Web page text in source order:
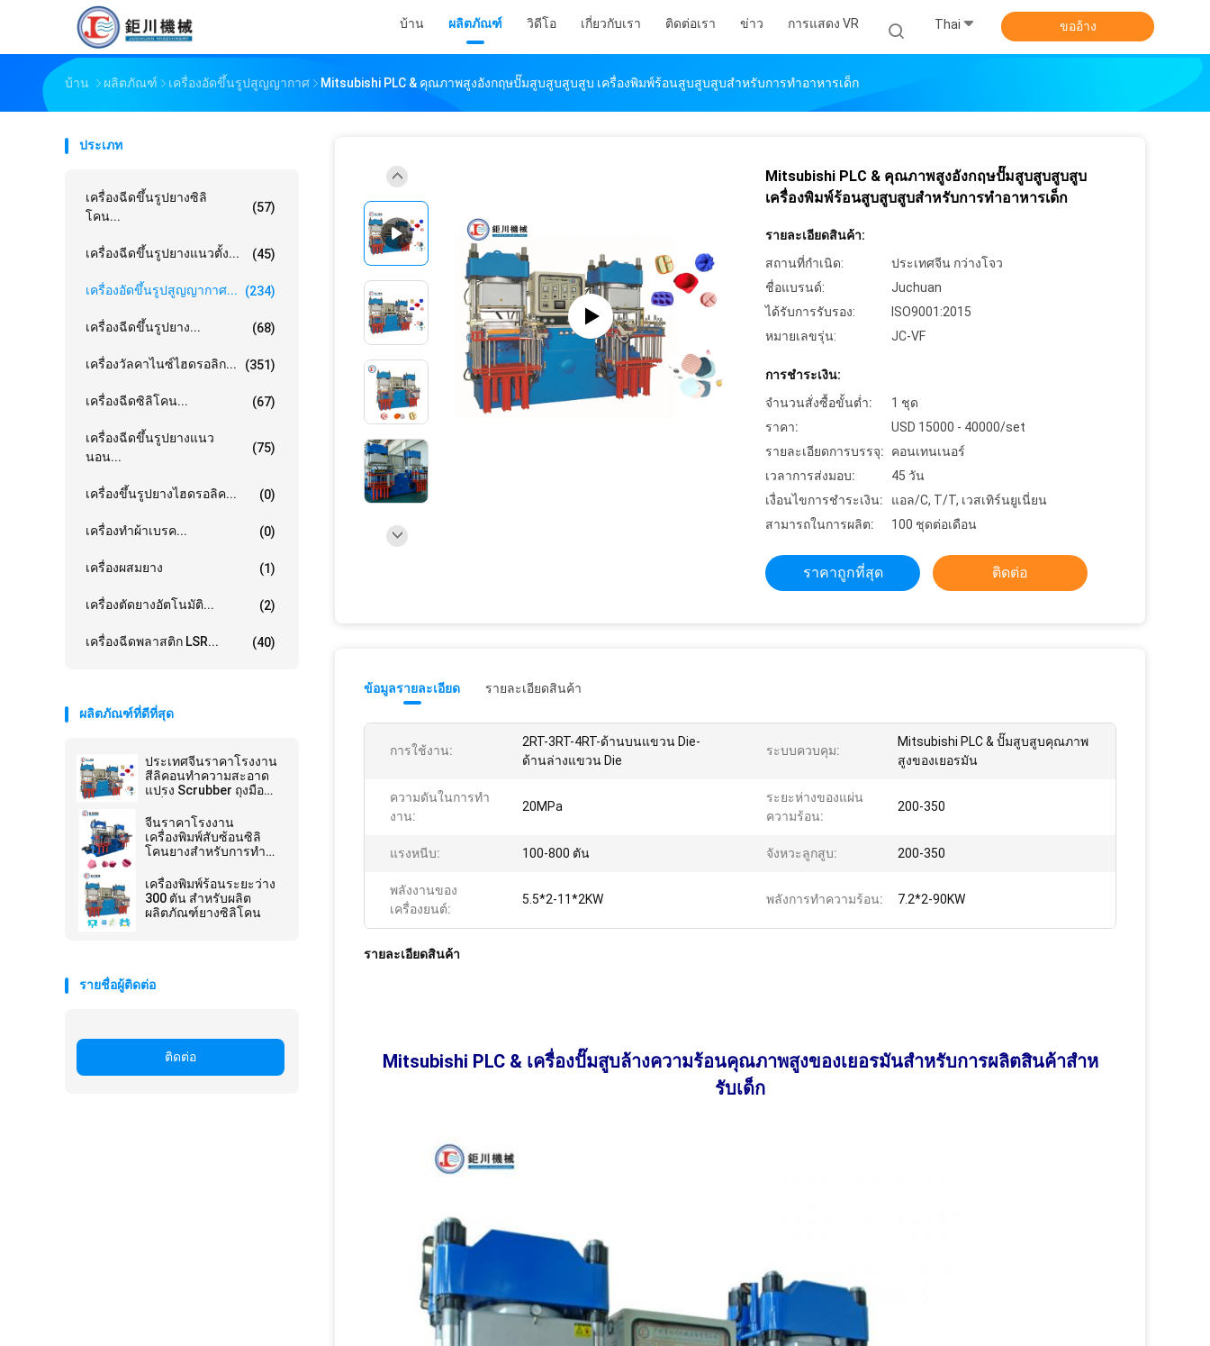
บ้าน ผลิตภัณฑ์ วิดีโอ เกี่ยวกับเรา ติดต่อเรา ข่าว การแสดง VR Thai ขออ้าง
บ้าน ผลิตภัณฑ์ เครื่องอัดขึ้นรูปสูญญากาศ Mitsubishi PLC & คุณภาพสูงอังกฤษปั๊มสูบสูบสูบสูบ เครื่องพิมพ์ร้อนสูบสูบสูบสําหรับการทําอาหารเด็ก
ประเภท
เครื่องฉีดขึ้นรูปยางซิลิ
โคน...
(57)
เครื่องฉีดขึ้นรูปยางแนวตั้ง... (45)
เครื่องอัดขึ้นรูปสูญญากาศ... (234)
เครื่องฉีดขึ้นรูปยาง... (68)
เครื่องวัลคาไนซ์ไฮดรอลิก... (351)
เครื่องฉีดซิลิโคน... (67)
เครื่องฉีดขึ้นรูปยางแนว
นอน...
(75)
เครื่องขึ้นรูปยางไฮดรอลิค... (0)
เครื่องทำผ้าเบรค... (0)
เครื่องผสมยาง (1)
เครื่องตัดยางอัตโนมัติ... (2)
เครื่องฉีดพลาสติก LSR... (40)
ผลิตภัณฑ์ที่ดีที่สุด
ประเทศจีนราคาโรงงาน
สีลิคอนทําความสะอาด
แปรง Scrubber ถุงมือ
น้ํา
จีนราคาโรงงาน
เครื่องพิมพ์สับซ้อนซิลิ
โคนยางสําหรับการทํา
เครื่องพิมพ์ร้อนระยะว่าง
300 ตัน สําหรับผลิต
ผลิตภัณฑ์ยางซิลิโคน
รายชื่อผู้ติดต่อ
ติดต่อ
Mitsubishi PLC & คุณภาพสูงอังกฤษปั๊มสูบสูบสูบสูบ
เครื่องพิมพ์ร้อนสูบสูบสูบสําหรับการทําอาหารเด็ก
รายละเอียดสินค้า:
สถานที่กำเนิด:
ประเทศจีน กว่างโจว
ชื่อแบรนด์:
Juchuan
ได้รับการรับรอง:
ISO9001:2015
หมายเลขรุ่น:
JC-VF
การชำระเงิน:
จำนวนสั่งซื้อขั้นต่ำ:
1 ชุด
ราคา:
USD 15000 - 40000/set
รายละเอียดการบรรจุ:
คอนเทนเนอร์
เวลาการส่งมอบ:
45 วัน
เงื่อนไขการชำระเงิน:
แอล/C, T/T, เวสเทิร์นยูเนี่ยน
สามารถในการผลิต:
100 ชุดต่อเดือน
ราคาถูกที่สุด ติดต่อ
ข้อมูลรายละเอียด รายละเอียดสินค้า
การใช้งาน:
2RT-3RT-4RT-ด้านบนแขวน Die-
ด้านล่างแขวน Die
ระบบควบคุม:
Mitsubishi PLC & ปั๊มสูบสูบคุณภาพ
สูงของเยอรมัน
ความดันในการทํา
งาน:
20MPa
ระยะห่างของแผ่น
ความร้อน:
200-350
แรงหนีบ: 100-800 ตัน จังหวะลูกสูบ: 200-350
พลังงานของ
เครื่องยนต์:
5.5*2-11*2KW พลังการทําความร้อน: 7.2*2-90KW
รายละเอียดสินค้า
Mitsubishi PLC & เครื่องปั๊มสูบล้างความร้อนคุณภาพสูงของเยอรมันสําหรับการผลิตสินค้าสําห
รับเด็ก